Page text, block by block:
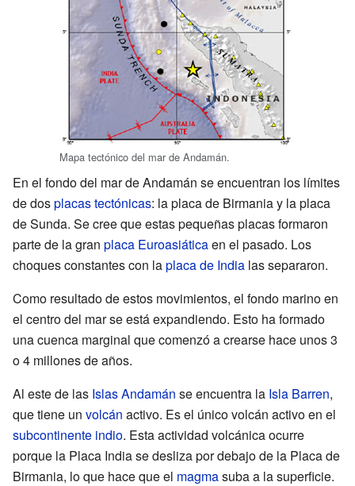
Mapa tectónico del mar de Andamán.
En el fondo del mar de Andamán se encuentran los límites
de dosplacas tectónicas: la placa de Birmania y la placa
de Sunda. Se cree que estas pequeñas placas formaron
parte de la gran placa Euroasiáticaen el pasado. Los
choques constantes con laplaca de India las separaron.
Como resultado de estos movimientos, el fondo marino en
el centro del mar se está expandiendo. Esto ha formado
una cuenca marginal que comenzó a crearse hace unos 3
o 4 millones de años.
Al este de las Islas Andamán se encuentra la Isla Barren,
que tiene un volcán activo. Es el único volcán activo en el
subcontinente indio. Esta actividad volcánica ocurre
porque la Placa India se desliza por debajo de la Placa de
Birmania, lo que hace que el magmasuba a la superficie.